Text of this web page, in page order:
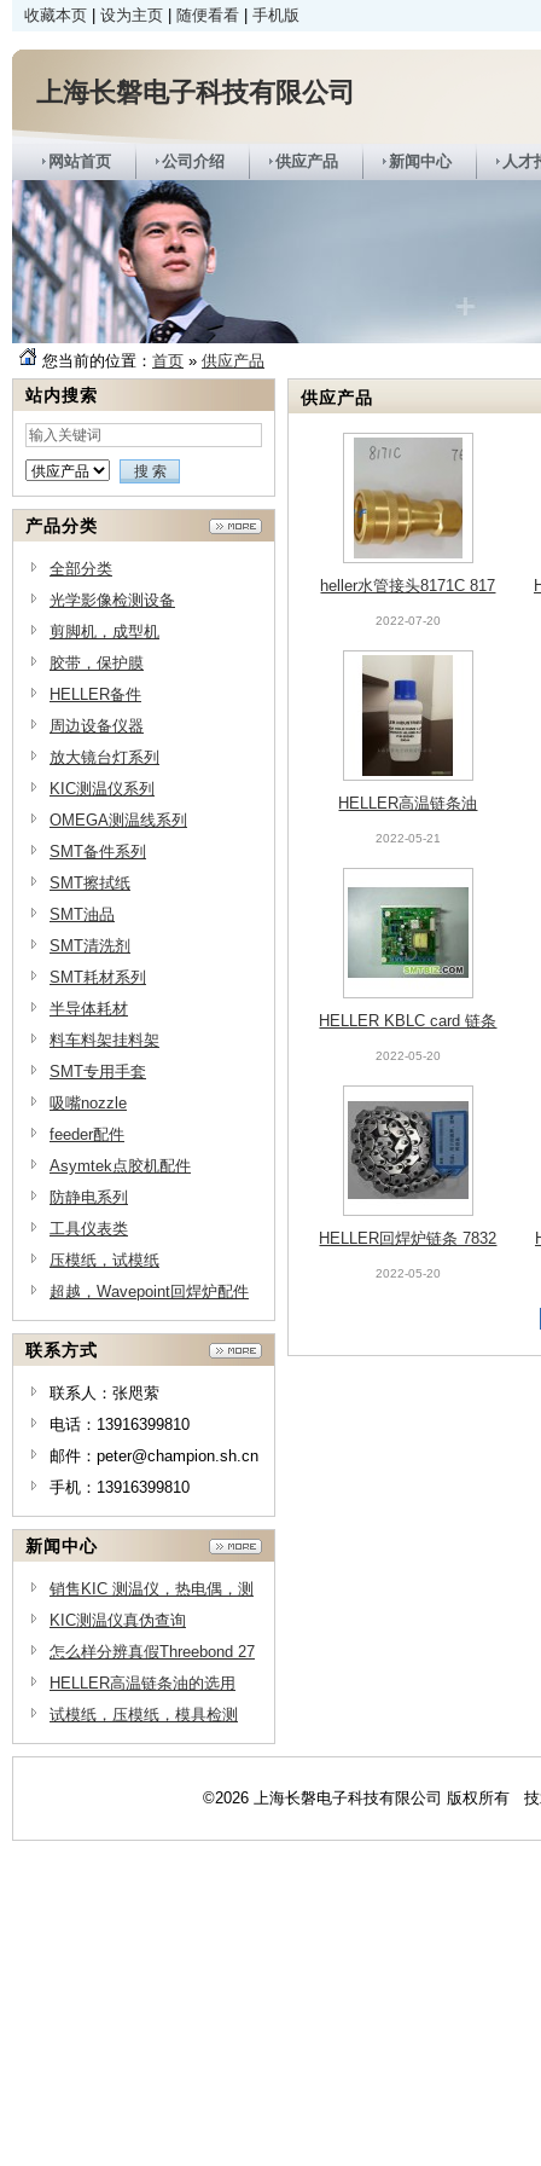
收藏本页 设为主页 随便看看 手机版
上海长磐电子科技有限公司
网站首页 公司介绍 供应产品 新闻中心 人才
您当前的位置： 首页 » 供应产品
站内搜索
产品分类
全部分类
光学影像检测设备
剪脚机，成型机
胶带，保护膜
HELLER备件
周边设备仪器
放大镜台灯系列
KIC测温仪系列
OMEGA测温线系列
SMT备件系列
SMT擦拭纸
SMT油品
SMT清洗剂
SMT耗材系列
半导体耗材
料车料架挂料架
SMT专用手套
吸嘴nozzle
feeder配件
Asymtek点胶机配件
防静电系列
工具仪表类
压模纸，试模纸
超越，Wavepoint回焊炉配件
联系方式
联系人：张咫萦
电话：13916399810
邮件：peter@champion.sh.cn
手机：13916399810
新闻中心
销售KIC 测温仪，热电偶，测
温线供应商，测温线原理-上海
长磐电子
KIC测温仪真伪查询
怎么样分辨真假Threebond 27
06三键脱脂剂
HELLER高温链条油的选用
试模纸，压模纸，模具检测
纸，模具检查纸在半导体模具
供应产品
heller水管接头8171C 817
0C
2022-07-20
HELLER高温链条油
2022-05-21
HELLER KBLC card 链条
速度控制卡
2022-05-20
HELLER回焊炉链条 7832
C
2022-05-20
©2026 上海长磐电子科技有限公司 版权所有